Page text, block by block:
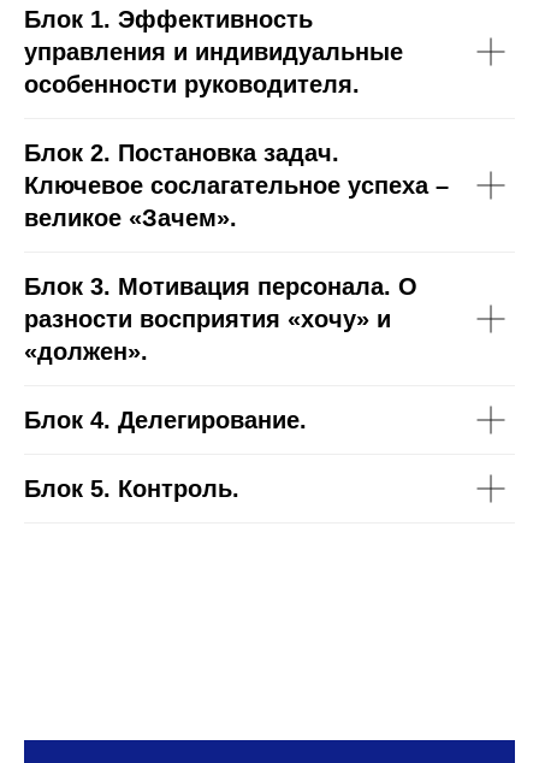
Блок 1. Эффективность
управления и индивидуальные
особенности руководителя.
Блок 2. Постановка задач.
Ключевое сослагательное успеха –
великое «Зачем».
Блок 3. Мотивация персонала. О
разности восприятия «хочу» и
«должен».
Блок 4. Делегирование.
Блок 5. Контроль.